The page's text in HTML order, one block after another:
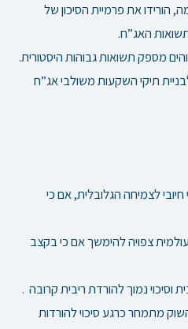
הורידו את פרמיית הסיכון של
האג”ח.
מספק תשואות גבוהות היסטורית.
תיקי השקעות משולבי אג”ח
חיובי לצמיחה הגלובלית, אם כי
צפויה להימשך אם כי בקצב
וסיכוי נמוך להורדת ריבית קרובה .
מתמחר כרגע סיכוי להורדות